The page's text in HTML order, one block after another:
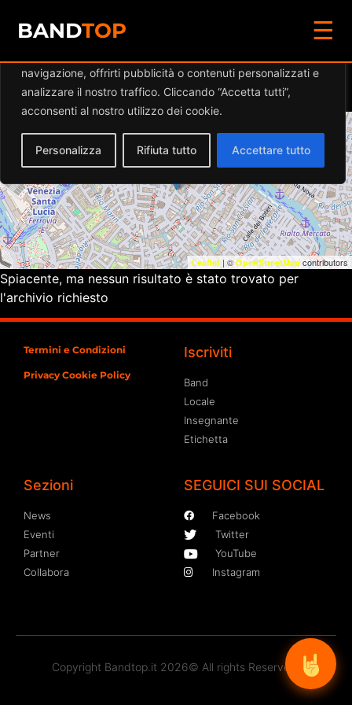
Diamo valore alla tua privacy
navigazione, offrirti pubblicità o contenuti personalizzati e
analizzare il nostro traffico. Cliccando “Accetta tutti”,
acconsenti al nostro utilizzo dei cookie.
Personalizza Rifiuta tutto Accettare tutto
BANDTOP
☰
Eventi aBASEGONE
+
Leaflet | © OpenStreetMap contributors
Spiacente, ma nessun risultato è stato trovato per
l'archivio richiesto
Termini e Condizioni
Privacy Cookie Policy
Iscriviti
Band
Locale
Insegnante
Etichetta
Sezioni
News
Eventi
Partner
Collabora
SEGUICI SUI SOCIAL
Facebook
Twitter
YouTube
Instagram
Copyright Bandtop.it 2026© All rights Reserved.